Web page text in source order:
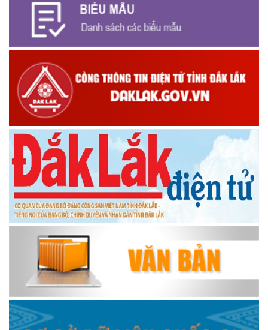
Kiểm tra Đảng
PHÓNG SỰ XÃ EA NA SAU 11 NĂM XÂY DỰNG NÔNG THÔN
MỚI
Kết quả sau 3 năm thực hiện Kế hoạch số 103 của UBND
huyện Krông Ana
PHÓNG SỰ 20 NĂM CÔNG TÁC KẾT NGHĨA
PHÓNG SỰ ĐẠI HỘI DÂN TỘC THIỂU SỐ SỬA LẦN 4
PHÓNG SỰ 43 NĂM THÀNH LẬP HUYỆN
Quy hoạch vùng huyện Krông Ana, tỉnh Đắk Lắk đến năm
2030, tầm nhìn đến năm 2050
Chiều Krông Ana Em Hát
Thông điệp truyền hình nCoV
Đua thuyền truyền thống Krông Ana - Đắk Lắk
Đua thuyền truyền thống Krông Ana
KRÔNG ANA YÊU THƯƠNG
Xã Krông Ana lấy sự hài lòng của người dân làm thước đo
trong cải cách hành chính
HƯƠNG CÀ PHÊ SẮC TÂY NGUYÊN Giai 1 FB
ĐĂK LĂK NƠI TÔI LỚN LÊN GIAI 2 TIKTOK
HÀNH TRÌNH TUYỆT ĐẸP CỦA HẠT CÀ PHÊ 2025
CÀ PHÊ ĐIỂM TỰA CỦA NHỮNG GIẤC MƠ Giai dac biet